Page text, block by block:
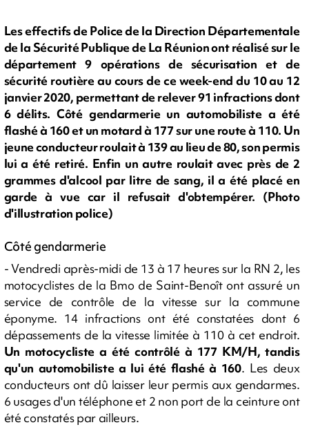
Les effectifs de Police de la Direction Départementale
de la Sécurité Publique de La Réunion ont réalisé sur le
département 9 opérations de sécurisation et de
sécurité routière au cours de ce week-end du 10 au 12
janvier 2020, permettant de relever 91 infractions dont
6 délits. Côté gendarmerie un automobiliste a été
flashé à 160 et un motard à 177 sur une route à 110. Un
jeune conducteur roulait à 139 au lieu de 80, son permis
lui a été retiré. Enfin un autre roulait avec près de 2
grammes d'alcool par litre de sang, il a été placé en
garde à vue car il refusait d'obtempérer. (Photo
d'illustration police)
Côté gendarmerie
- Vendredi après-midi de 13 à 17 heures sur la RN 2, les
motocyclistes de la Bmo de Saint-Benoît ont assuré un
service de contrôle de la vitesse sur la commune
éponyme. 14 infractions ont été constatées dont 6
dépassements de la vitesse limitée à 110 à cet endroit.
Un motocycliste a été contrôlé à 177 KM/H, tandis
qu'un automobiliste a lui été flashé à 160. Les deux
conducteurs ont dû laisser leur permis aux gendarmes.
6 usages d'un téléphone et 2 non port de la ceinture ont
été constatés par ailleurs.